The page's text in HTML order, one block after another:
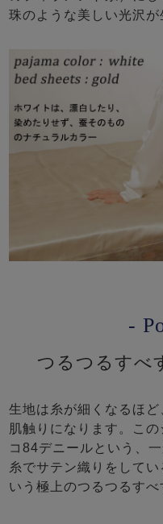
珠のような美しい光沢が
-
つるつるすべ
生地は糸が細くなるほ
肌触りになります。こ
コ84デニールという、
糸でサテン織りをして
いう極上のつるつるすべ